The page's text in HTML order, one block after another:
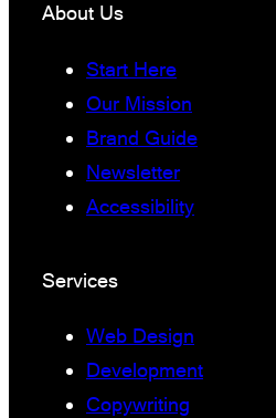
About Us
Start Here
Our Mission
Brand Guide
Newsletter
Accessibility
Services
Web Design
Development
Copywriting